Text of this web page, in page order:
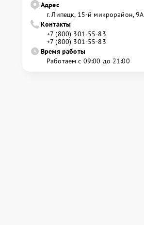
Адрес
г. Липецк, 15-й микрорайон, 9А
Контакты
+7 (800) 301-55-83
+7 (800) 301-55-83
Время работы
Работаем с 09:00 до 21:00